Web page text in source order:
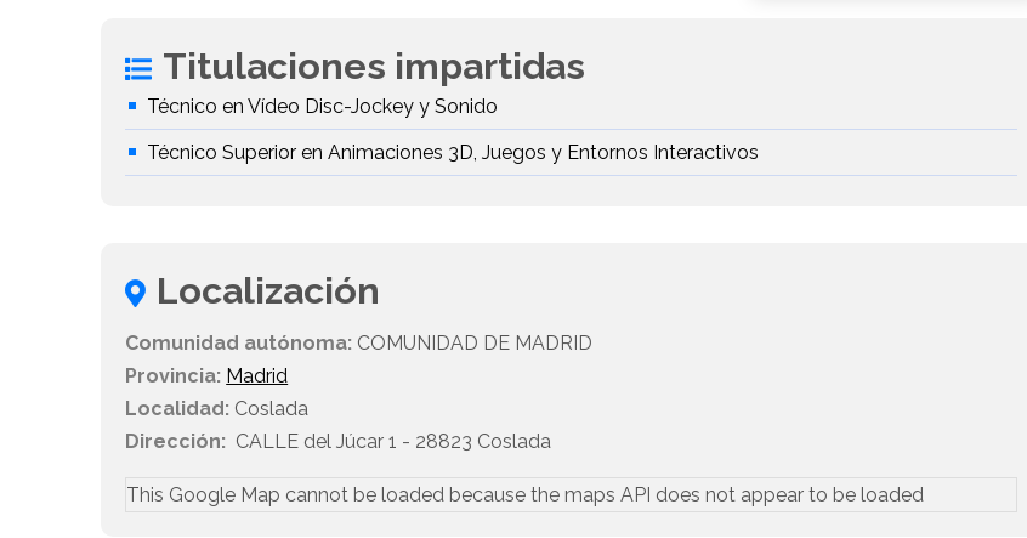
Titulaciones impartidas
Técnico en Vídeo Disc-Jockey y Sonido
Técnico Superior en Animaciones 3D, Juegos y Entornos Interactivos
Localización
Comunidad autónoma: COMUNIDAD DE MADRID
Provincia: Madrid
Localidad: Coslada
Dirección: CALLE del Júcar 1 - 28823 Coslada
This Google Map cannot be loaded because the maps API does not appear to be loaded